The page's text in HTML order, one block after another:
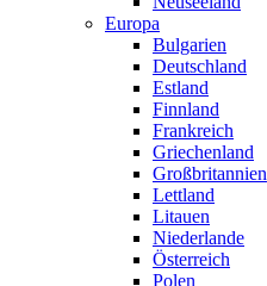
Europa
Bulgarien
Deutschland
Estland
Finnland
Frankreich
Griechenland
Großbritannien
Lettland
Litauen
Niederlande
Österreich
Polen